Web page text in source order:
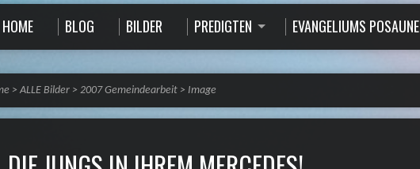
HOME BLOG BILDER PREDIGTEN EVANGELIUMS POSAUNE
> ALLE Bilder > 2007 Gemeindearbeit > Image